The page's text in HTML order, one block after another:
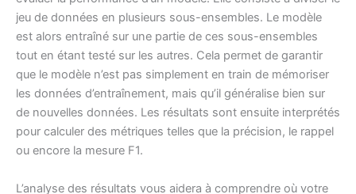
jeu de données en plusieurs sous-ensembles. Le modèle
est alors entraîné sur une partie de ces sous-ensembles
tout en étant testé sur les autres. Cela permet de garantir
que le modèle n’est pas simplement en train de mémoriser
les données d’entraînement, mais qu’il généralise bien sur
de nouvelles données. Les résultats sont ensuite interprétés
pour calculer des métriques telles que la précision, le rappel
ou encore la mesure F1.
L’analyse des résultats vous aidera à comprendre où votre